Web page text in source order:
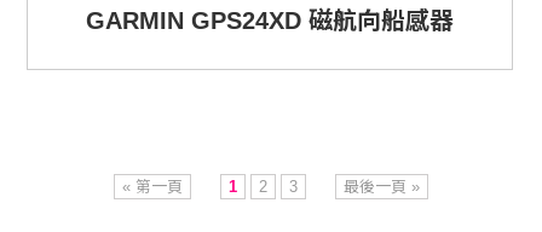
GARMIN GPS24XD 磁航向船感器
« 第一頁 1 2 3 最後一頁 »